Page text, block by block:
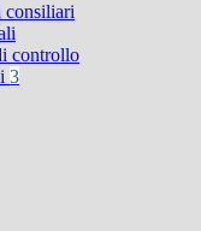
consiliari
controllo
3